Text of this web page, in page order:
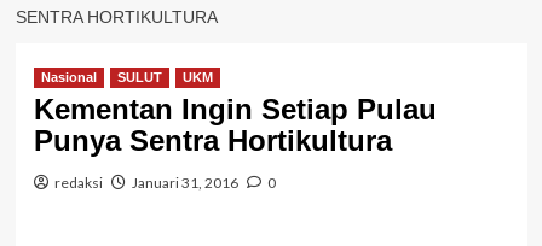
SENTRA HORTIKULTURA
Nasional SULUT UKM
Kementan Ingin Setiap Pulau
Punya Sentra Hortikultura
redaksi Januari 31, 2016 0